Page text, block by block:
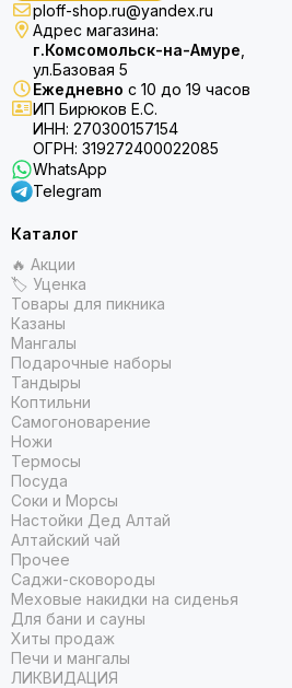
ploff-shop.ru@yandex.ru
Адрес магазина:
г.Комсомольск-на-Амуре
ул.Базовая 5
Ежедневно с 10 до 19 часов
ИП Бирюков Е.С.
ИНН: 270300157154
ОГРН: 319272400022085
WhatsApp
Telegram
Каталог
🔥 Акции
🏷 Уценка
Товары для пикника
Казаны
Мангалы
Подарочные наборы
Тандыры
Коптильни
Самогоноварение
Ножи
Термосы
Посуда
Соки и Морсы
Настойки Дед Алтай
Алтайский чай
Прочее
Саджи-сковороды
Меховые накидки на сиденья
Для бани и сауны
Хиты продаж
Печи и мангалы
ЛИКВИДАЦИЯ